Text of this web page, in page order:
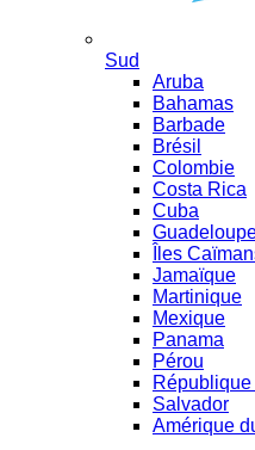
Sud
Aruba
Bahamas
Barbade
Brésil
Colombie
Costa Rica
Cuba
Îles
Jamaïque
Martinique
Mexique
Panama
Pérou
Salvador
Amérique